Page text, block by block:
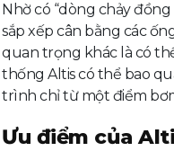
Nhờ có “dòng chảy
sắp xếp cân bằng các
quan trọng khác là có
thống Altis có thể bao
trình chỉ từ một điểm
Ưu điểm của